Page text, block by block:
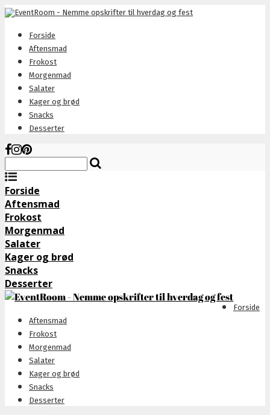
Forside
Aftensmad
Frokost
Morgenmad
Salater
Kager og brød
Snacks
Desserter
Forside
Aftensmad
Frokost
Morgenmad
Salater
Kager og brød
Snacks
Desserter
Forside
Aftensmad
Frokost
Morgenmad
Salater
Kager og brød
Snacks
Desserter